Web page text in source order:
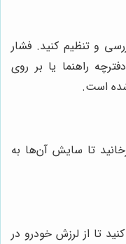
و تنظیم کنید. فشار
راهنما یا بر روی
است.
تا سایش آن‌ها به
تا از لرزش خودرو در